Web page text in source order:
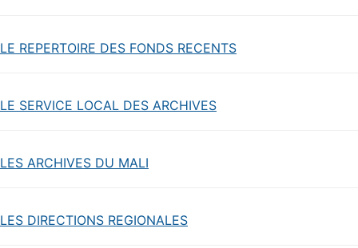
LE REPERTOIRE DES FONDS RECENTS
LE SERVICE LOCAL DES ARCHIVES
LES ARCHIVES DU MALI
LES DIRECTIONS REGIONALES